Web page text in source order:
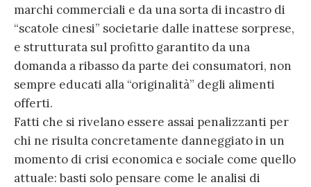
marchi commerciali e da una sorta di incastro di
“scatole cinesi” societarie dalle inattese sorprese,
e strutturata sul profitto garantito da una
domanda a ribasso da parte dei consumatori, non
sempre educati alla “originalità” degli alimenti
offerti.
Fatti che si rivelano essere assai penalizzanti per
chi ne risulta concretamente danneggiato in un
momento di crisi economica e sociale come quello
attuale: basti solo pensare come le analisi di